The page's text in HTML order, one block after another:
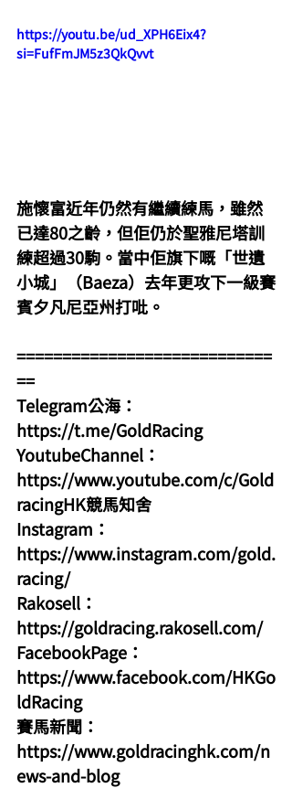
https://youtu.be/ud_XPH6Eix4?
si=FufFmJM5z3QkQvvt
施懷富近年仍然有繼續練馬，雖然
已達80之齡，但佢仍於聖雅尼塔訓
練超過30駒。當中佢旗下嘅「世遺
小城」（Baeza）去年更攻下一級賽
賓夕凡尼亞州打吡。
============================
==
Telegram公海：
https://t.me/GoldRacing
YoutubeChannel：
https://www.youtube.com/c/Gold
racingHK競馬知舍
Instagram：
https://www.instagram.com/gold.
racing/
Rakosell：
https://goldracing.rakosell.com/
FacebookPage：
https://www.facebook.com/HKGo
ldRacing
賽馬新聞：
https://www.goldracinghk.com/n
ews-and-blog